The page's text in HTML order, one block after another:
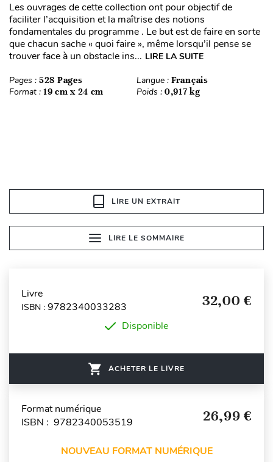
Les ouvrages de cette collection ont pour objectif de
faciliter l’acquisition et la maîtrise des notions
fondamentales du programme . Le but est de faire en sorte
que chacun sache « quoi faire », même lorsqu’il pense se
trouver face à un obstacle ins... LIRE LA SUITE
Pages : 528 Pages Langue : Français
Format : 19 cm x 24 cm Poids : 0,917 kg
LIRE UN EXTRAIT
LIRE LE SOMMAIRE
Livre
ISBN : 9782340033283 32,00 €
Disponible
ACHETER LE LIVRE
Format numérique
ISBN : 9782340053519
26,99 €
NOUVEAU FORMAT NUMÉRIQUE